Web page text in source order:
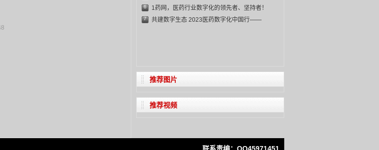
6 1药网，医药行业数字化的领先者、坚持者！
7
共建数字生态 2023医药数字化中国行——
推荐图片
推荐视频